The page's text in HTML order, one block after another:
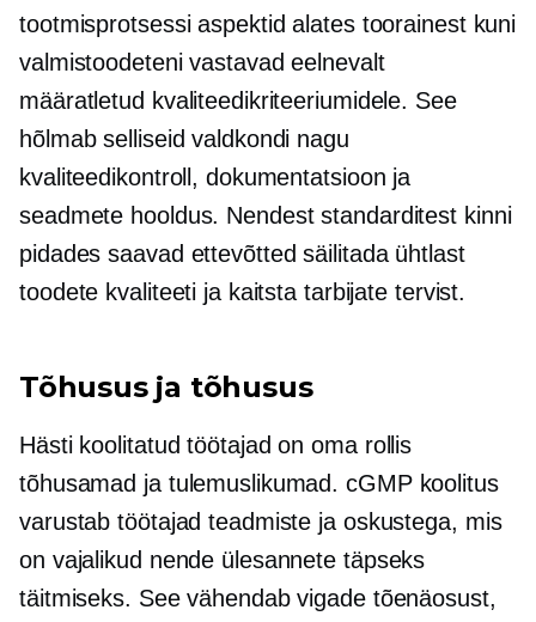
tootmisprotsessi aspektid alates toorainest kuni
valmistoodeteni vastavad eelnevalt
määratletud kvaliteedikriteeriumidele. See
hõlmab selliseid valdkondi nagu
kvaliteedikontroll, dokumentatsioon ja
seadmete hooldus. Nendest standarditest kinni
pidades saavad ettevõtted säilitada ühtlast
toodete kvaliteeti ja kaitsta tarbijate tervist.
Tõhusus ja tõhusus
Hästi koolitatud töötajad on oma rollis
tõhusamad ja tulemuslikumad. cGMP koolitus
varustab töötajad teadmiste ja oskustega, mis
on vajalikud nende ülesannete täpseks
täitmiseks. See vähendab vigade tõenäosust,